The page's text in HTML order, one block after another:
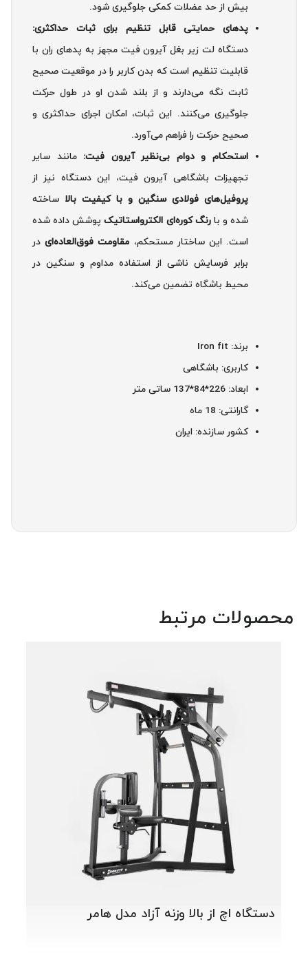
بیش از حد عضلات کمکی جلوگیری شود.
پدهای حمایتی قابل تنظیم برای ثبات حداکثری:
دستگاه لت زیر بغل آیرون فیت مجهز به پدهای ران با
قابلیت تنظیم است که بدن کاربر را در موقعیت صحیح
ثابت نگه می‌دارند و از بلند شدن او در طول حرکت
جلوگیری می‌کنند. این ثبات، امکان اجرای حداکثری و
صحیح حرکت را فراهم می‌آورد.
استحکام و دوام بی‌نظیر آیرون فیت: مانند سایر
تجهیزات باشگاهی آیرون فیت، این دستگاه نیز از
پروفیل‌های فولادی سنگین و با کیفیت بالا ساخته
شده و بارنگ کوره‌ای الکترواستاتیکپوشش داده شده
است. این ساختار مستحکم، مقاومت فوق‌العاده‌ایدر
برابر فرسایش ناشی از استفاده مداوم و سنگین در
محیط باشگاه تضمین می‌کند.
برند: Iron fit
کاربری: باشگاهی
ابعاد: 226*84*137 ساتی متر
گارانتی: 18 ماه
کشور سازنده: ایران
محصولات مرتبط
دستگاه اچ از بالا وزنه آزاد مدل هامر